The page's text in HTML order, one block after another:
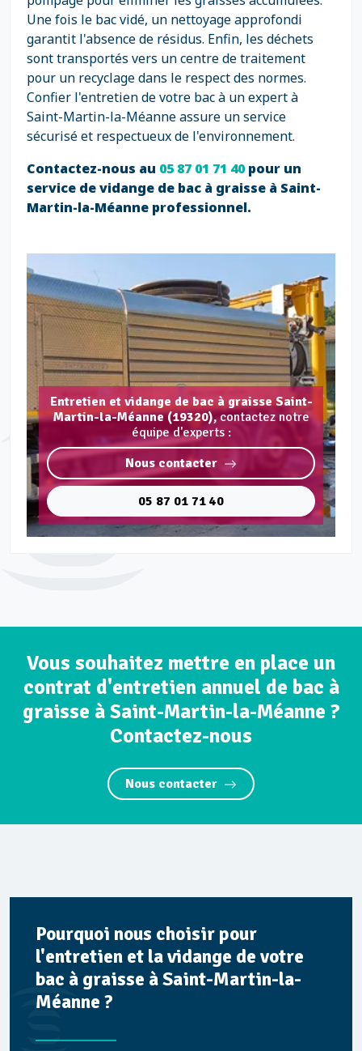
Une fois le bac vidé, un nettoyage approfondi
garantit l'absence de résidus. Enfin, les déchets
sont transportés vers un centre de traitement
pour un recyclage dans le respect des normes.
Confier l'entretien de votre bac à un expert à
Saint-Martin-la-Méanne assure un service
sécurisé et respectueux de l'environnement.
Contactez-nous au 05 87 01 71 40pour un
service de vidange de bac à graisse à Saint-
Martin-la-Méanne professionnel.
Entretien et vidange de bac à graisse Saint-
Martin-la-Méanne (19320), contactez notre
équipe d'experts :
Nous contacter
05 87 01 71 40
Vous souhaitez mettre en place un
contrat d'entretien annuel de bac à
graisse à Saint-Martin-la-Méanne ?
Contactez-nous
Nous contacter
Pourquoi nous choisir pour
l'entretien et la vidange de votre
bac à graisse à Saint-Martin-la-
Méanne ?